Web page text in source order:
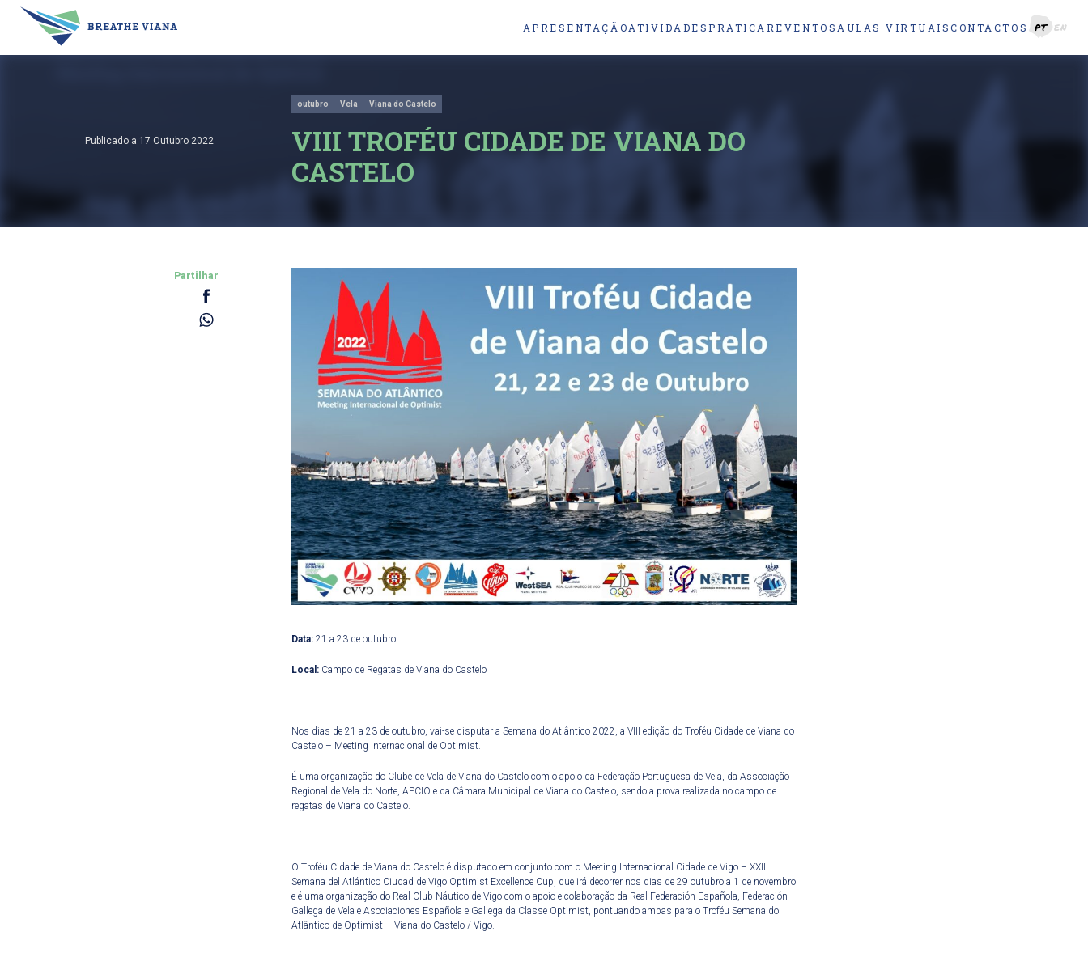
APRESENTAÇÃOATIVIDADESPRATICAREVENTOS AULAS VIRTUAISCONTACTOS PT EN
Publicado a 17 Outubro 2022
outubro Vela Viana do Castelo
VIII TROFÉU CIDADE DE VIANA DO
CASTELO
Partilhar
Data:21 a 23 de outubro
Local:Campo de Regatas de Viana do Castelo
Nos dias de 21 a 23 de outubro, vai-se disputar a Semana do Atlântico 2022, a VIII edição do Troféu Cidade de Viana do
Castelo – Meeting Internacional de Optimist.
É uma organização do Clube de Vela de Viana do Castelo com o apoio da Federação Portuguesa de Vela, da Associação
Regional de Vela do Norte, APCIO e da Câmara Municipal de Viana do Castelo, sendo a prova realizada no campo de
regatas de Viana do Castelo.
O Troféu Cidade de Viana do Castelo é disputado em conjunto com o Meeting Internacional Cidade de Vigo – XXIII
Semana del Atlántico Ciudad de Vigo Optimist Excellence Cup, que irá decorrer nos dias de 29 outubro a 1 de novembro
e é uma organização do Real Club Náutico de Vigo com o apoio e colaboração da Real Federación Española, Federación
Gallega de Vela e Asociaciones Española e Gallega da Classe Optimist, pontuando ambas para o Troféu Semana do
Atlântico de Optimist – Viana do Castelo / Vigo.